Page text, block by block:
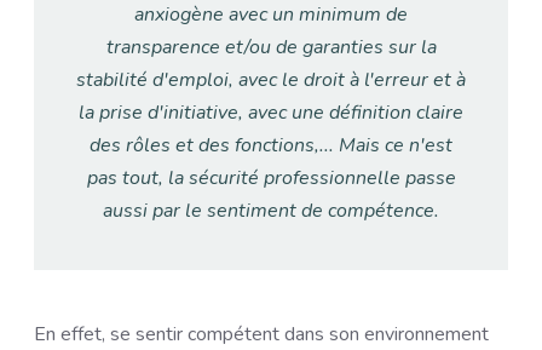
anxiogène avec un minimum de
transparence et/ou de garanties sur la
stabilité d'emploi, avec le droit à l'erreur et à
la prise d'initiative, avec une définition claire
des rôles et des fonctions,... Mais ce n'est
pas tout, la sécurité professionnelle passe
aussi par le sentiment de compétence.
En effet, se sentir compétent dans son environnement